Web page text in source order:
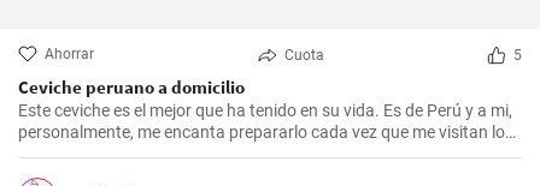
Ahorrar Cuota 5
Ceviche peruano a domicilio
Este ceviche es el mejor que ha tenido en su vida. Es de Perú y a mi,
personalmente, me encanta prepararlo cada vez que me visitan los
amigos y familiares.